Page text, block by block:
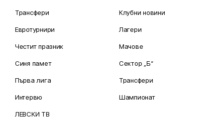
Трансфери
Евротурнири
Честит празник
Синя памет
Първа лига
Интервю
ЛЕВСКИ ТВ
Клубни новини
Лагери
Мачове
Сектор „Б“
Трансфери
Шампионат